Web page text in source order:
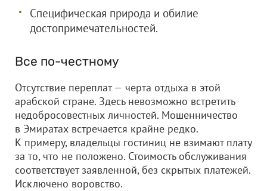
Специфическая природа и обилие
достопримечательностей.
Все по-честному
Отсутствие переплат — черта отдыха в этой
арабской стране. Здесь невозможно встретить
недобросовестных личностей. Мошенничество
в Эмиратах встречается крайне редко.
К примеру, владельцы гостиниц не взимают плату
за то, что не положено. Стоимость обслуживания
соответствует заявленной, без скрытых платежей.
Исключено воровство.